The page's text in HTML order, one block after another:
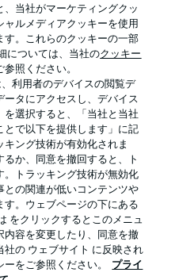
優先設定を管理する
放送局
選手
当社がマーケティングクッ
ルメディアクッキーを使用
す。これらのクッキーの一部
については、当社のクッキー
照ください。
利用者のデバイスの閲覧デ
ータにアクセスし、デバイス
選択すると、「当社と当社
とで以下を提供します」に記
ング技術が有効化されま
か、同意を撤回すると、ト
。トラッキング技術が無効化
との関連が低いコンテンツや
す。ウェブページの下にある
をクリックするとこのメニュ
内容を変更したり、同意を撤
社の ウェブサイト に反映され
をご参照ください。
プライ